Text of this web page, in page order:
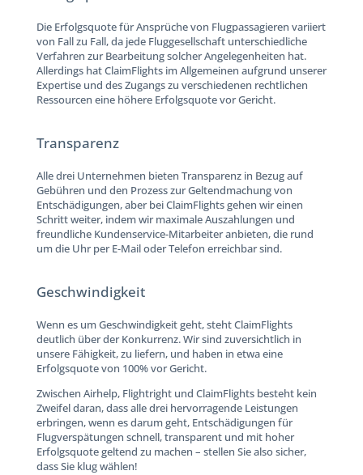
Die Erfolgsquote für Ansprüche von Flugpassagieren variiert
von Fall zu Fall, da jede Fluggesellschaft unterschiedliche
Verfahren zur Bearbeitung solcher Angelegenheiten hat.
Allerdings hat ClaimFlights im Allgemeinen aufgrund unserer
Expertise und des Zugangs zu verschiedenen rechtlichen
Ressourcen eine höhere Erfolgsquote vor Gericht.
Transparenz
Alle drei Unternehmen bieten Transparenz in Bezug auf
Gebühren und den Prozess zur Geltendmachung von
Entschädigungen, aber bei ClaimFlights gehen wir einen
Schritt weiter, indem wir maximale Auszahlungen und
freundliche Kundenservice-Mitarbeiter anbieten, die rund
um die Uhr per E-Mail oder Telefon erreichbar sind.
Geschwindigkeit
Wenn es um Geschwindigkeit geht, steht ClaimFlights
deutlich über der Konkurrenz. Wir sind zuversichtlich in
unsere Fähigkeit, zu liefern, und haben in etwa eine
Erfolgsquote von 100% vor Gericht.
Zwischen Airhelp, Flightright und ClaimFlights besteht kein
Zweifel daran, dass alle drei hervorragende Leistungen
erbringen, wenn es darum geht, Entschädigungen für
Flugverspätungen schnell, transparent und mit hoher
Erfolgsquote geltend zu machen – stellen Sie also sicher,
dass Sie klug wählen!